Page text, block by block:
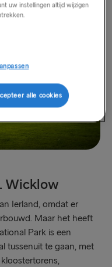
Wicklow
Ierland, omdat er
Maar het heeft
Park is een
tussenuit te gaan, met
uw instellingen altijd wijzigen
alle cookies